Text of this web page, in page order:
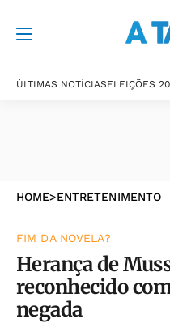
ÚLTIMAS NOTÍCIASELEIÇÕES
HOME>ENTRETENIMENTO
FIM DA NOVELA?
Herança de
reconhecido
negada